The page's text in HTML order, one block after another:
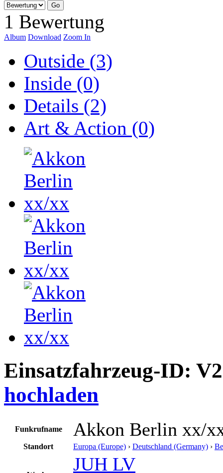
1 Bewertung
Album Download Zoom In
Outside (3)
Inside (0)
Details (2)
Art & Action (0)
Einsatzfahrzeug-ID:
hochladen
Funkrufname Akkon Berlin xx/
Standort Europa (Europe) › Deutschland (Germany) ›
JUH LV